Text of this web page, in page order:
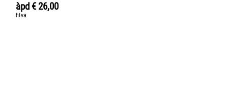
àpd €26,00
htva